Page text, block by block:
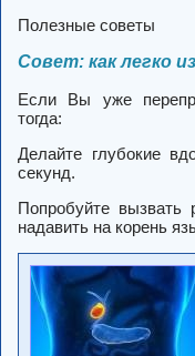
Полезные советы
Совет: как легко
Если Вы уже
тогда:
Делайте глубокие
секунд.
Попробуйте
надавить на корень